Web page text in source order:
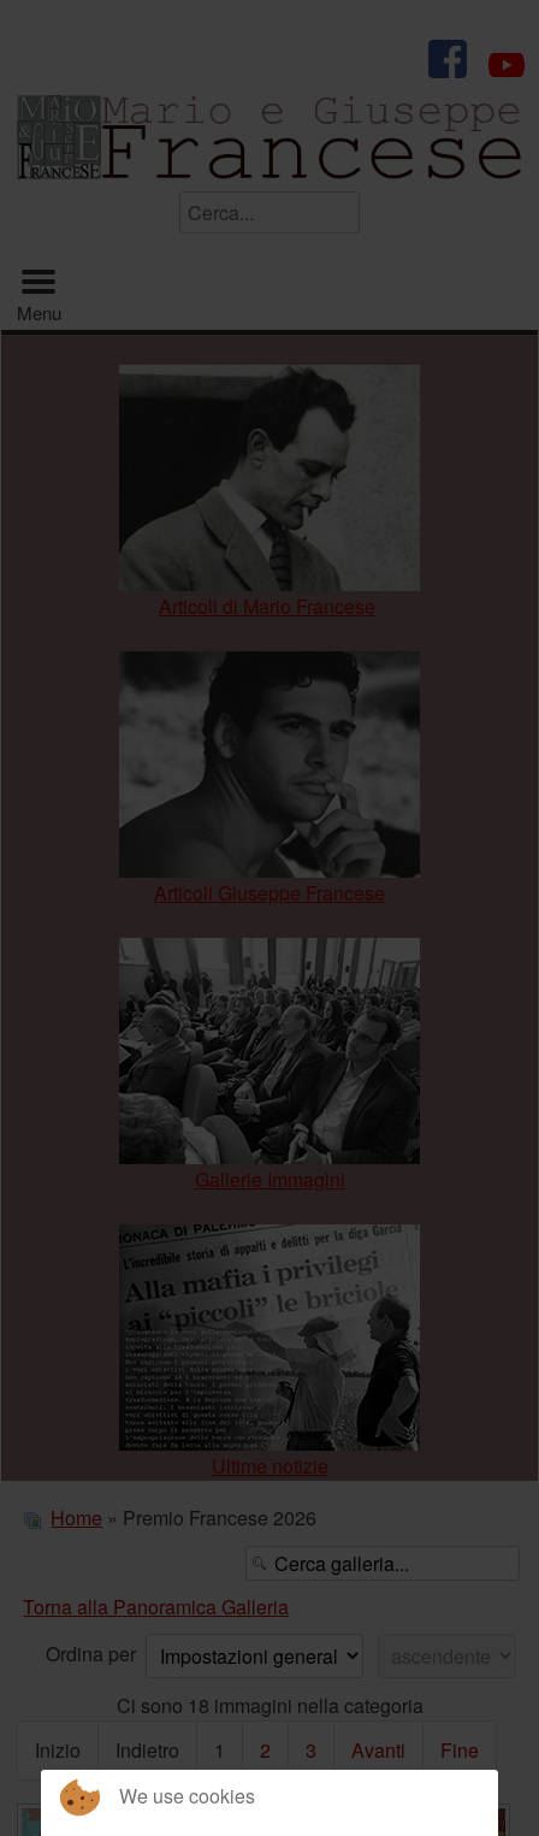
Menu principale
Menu
Articoli di Mario Francese
Articoli Giuseppe Francese
Gallerie Immagini
Ultime notizie
Home » Premio Francese 2026
Torna alla Panoramica Galleria
Ordina per
Ci sono 18 immagini nella categoria
Inizio
Indietro 1 2 3 Avanti Fine
We use cookies